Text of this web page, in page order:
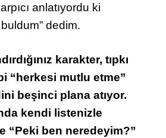
anlatıyordu ki
buldum” dedim.
karakter, tıpkı
“herkesi mutlu etme”
beşinci plana atıyor.
kendi listenizle
“Peki ben neredeyim?”